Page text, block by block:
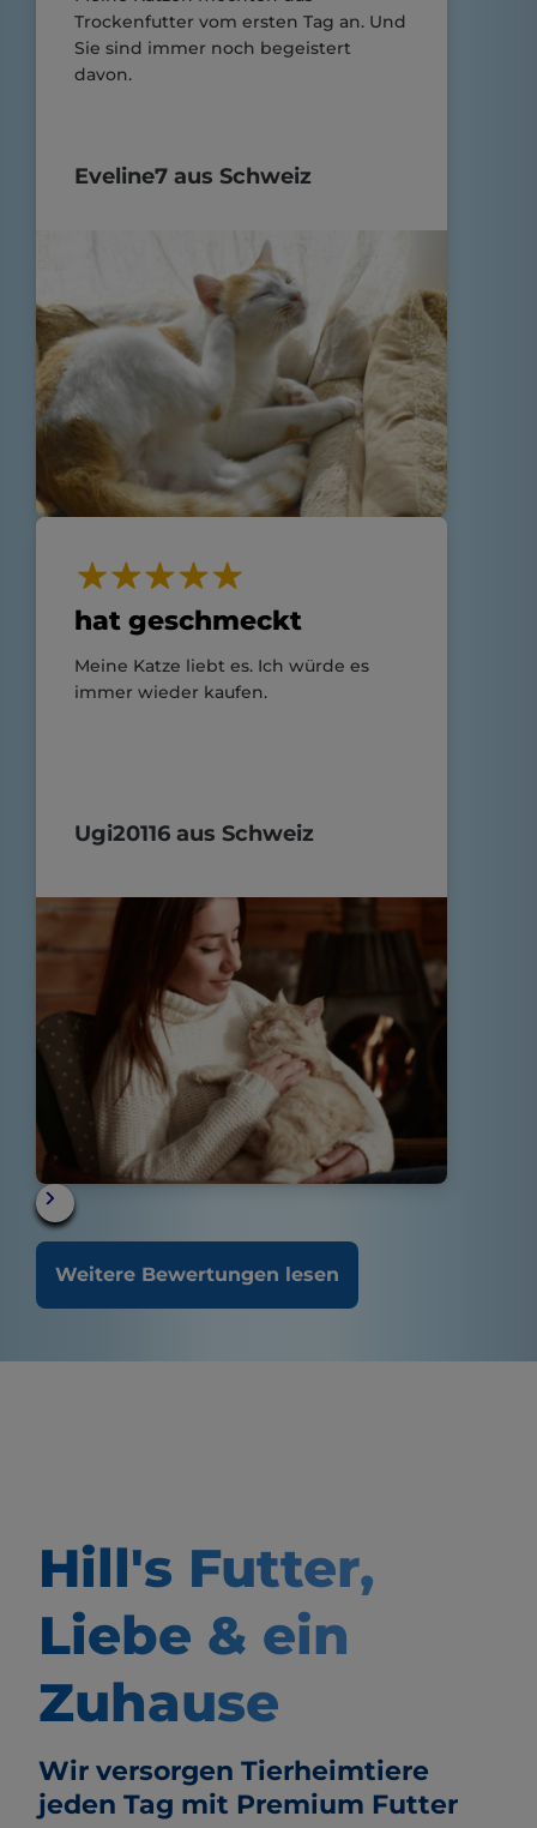
Trockenfutter vom ersten Tag an. Und
Sie sind immer noch begeistert
davon.
Eveline7 aus Schweiz
hat geschmeckt
Meine Katze liebt es. Ich würde es
immer wieder kaufen.
Ugi20116 aus Schweiz
Weitere Bewertungen lesen
Hill's Futter,
Liebe & ein
Zuhause
Wir versorgen Tierheimtiere
jeden Tag mit Premium Futter